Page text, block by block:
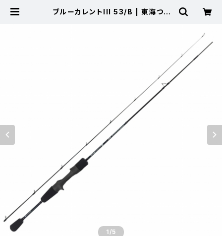
ブルーカレントIII 53/B | 東海つり
1/5